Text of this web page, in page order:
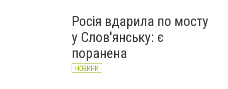
Росія вдарила по мосту
у Слов'янську: є
поранена
НОВИНИ